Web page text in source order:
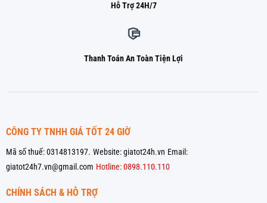
Hỗ Trợ 24H/7
Thanh Toán An Toàn Tiện Lợi
CÔNG TY TNHH GIÁ TỐT 24 GIỜ
Mã số thuế: 0314813197. Website: giatot24h.vn Email:
giatot24h7.vn@gmail.com Hotline: 0898.110.110
CHÍNH SÁCH & HỖ TRỢ